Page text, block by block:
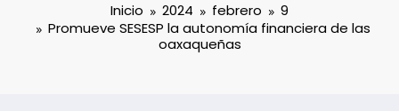
Inicio 2024 febrero
9
Promueve SESESP la autonomía financiera de las
oaxaqueñas